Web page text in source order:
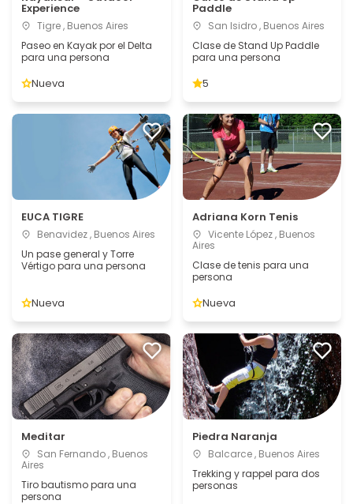
Experience
Tigre , Buenos Aires
Paseo en Kayak por el Delta
para una persona
Nueva
Paddle
San Isidro , Buenos Aires
Clase de Stand Up Paddle
para una persona
5
EUCA TIGRE
Benavidez , Buenos Aires
Un pase general y Torre
Vértigo para una persona
Nueva
Adriana Korn Tenis
Vicente López , Buenos
Aires
Clase de tenis para una
persona
Nueva
Meditar
San Fernando , Buenos
Aires
Tiro bautismo para una
persona
Piedra Naranja
Balcarce , Buenos Aires
Trekking y rappel para dos
personas